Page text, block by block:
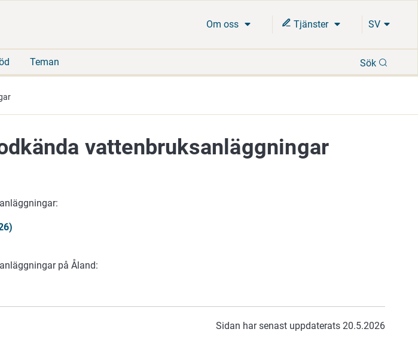
Om oss Tjänster SV
Teman Sök
vattenbruksanläggningar
på Åland:
Sidan har senast uppdaterats 20.5.2026